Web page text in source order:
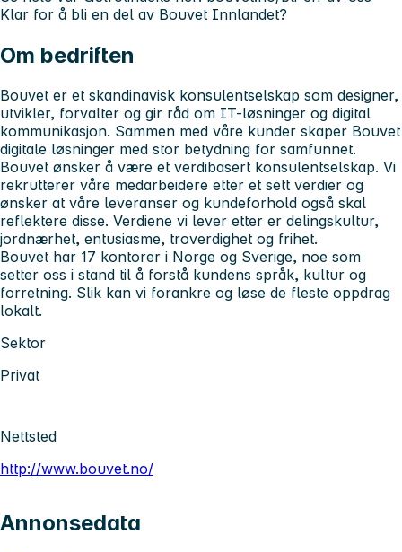
Klar for å bli en del av Bouvet Innlandet?
Om bedriften
Bouvet er et skandinavisk konsulentselskap som designer,
utvikler, forvalter og gir råd om IT-løsninger og digital
kommunikasjon. Sammen med våre kunder skaper Bouvet
digitale løsninger med stor betydning for samfunnet.
Bouvet ønsker å være et verdibasert konsulentselskap. Vi
rekrutterer våre medarbeidere etter et sett verdier og
ønsker at våre leveranser og kundeforhold også skal
reflektere disse. Verdiene vi lever etter er delingskultur,
jordnærhet, entusiasme, troverdighet og frihet.
Bouvet har 17 kontorer i Norge og Sverige, noe som
setter oss i stand til å forstå kundens språk, kultur og
forretning. Slik kan vi forankre og løse de fleste oppdrag
lokalt.
Sektor
Privat
Nettsted
http://www.bouvet.no/
Annonsedata